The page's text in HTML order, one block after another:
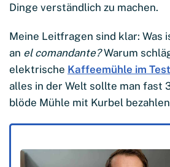
Dinge verständlich zu machen.
Meine Leitfragen sind klar: Was
an el comandante?Warum
elektrische Kaffeemühle im Test
alles in der Welt sollte man fast
blöde Mühle mit Kurbel